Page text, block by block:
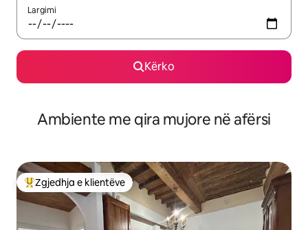
Largimi
Kërko
Ambiente me qira mujore në afërsi
Më të mirat e zgjedhjeve të klientëve
Zgjedhja e klientëve